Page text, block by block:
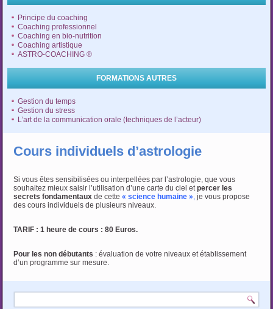
Principe du coaching
Coaching professionnel
Coaching en bio-nutrition
Coaching artistique
ASTRO-COACHING ®
FORMATIONS AUTRES
Gestion du temps
Gestion du stress
L’art de la communication orale (techniques de l’acteur)
Cours individuels d’astrologie
Si vous êtes sensibilisées ou interpellées par l’astrologie, que vous
souhaitez mieux saisir l’utilisation d’une carte du ciel etpercer les
secrets fondamentaux de cette « science humaine », je vous propose
des cours individuels de plusieurs niveaux.
TARIF : 1 heure de cours : 80 Euros.
Pour les non débutants : évaluation de votre niveaux et établissement
d’un programme sur mesure.